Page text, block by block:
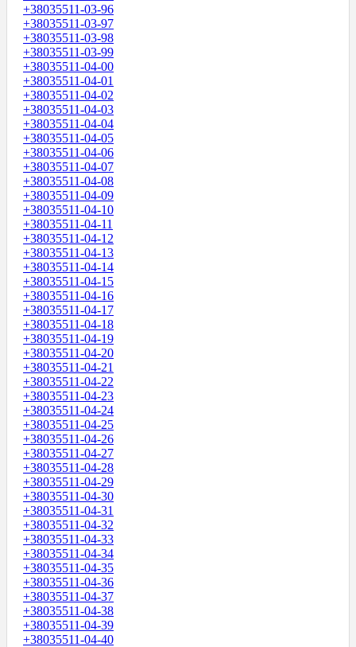
+38035511-03-96
+38035511-03-97
+38035511-03-98
+38035511-03-99
+38035511-04-00
+38035511-04-01
+38035511-04-02
+38035511-04-03
+38035511-04-04
+38035511-04-05
+38035511-04-06
+38035511-04-07
+38035511-04-08
+38035511-04-09
+38035511-04-10
+38035511-04-11
+38035511-04-12
+38035511-04-13
+38035511-04-14
+38035511-04-15
+38035511-04-16
+38035511-04-17
+38035511-04-18
+38035511-04-19
+38035511-04-20
+38035511-04-21
+38035511-04-22
+38035511-04-23
+38035511-04-24
+38035511-04-25
+38035511-04-26
+38035511-04-27
+38035511-04-28
+38035511-04-29
+38035511-04-30
+38035511-04-31
+38035511-04-32
+38035511-04-33
+38035511-04-34
+38035511-04-35
+38035511-04-36
+38035511-04-37
+38035511-04-38
+38035511-04-39
+38035511-04-40